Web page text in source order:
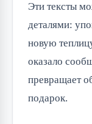
Эти тексты
деталями:
новую
оказало
превращает
подарок.